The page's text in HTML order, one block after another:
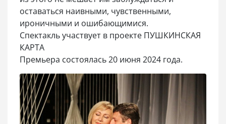
оставаться наивными, чувственными,
ироничными и ошибающимися.
Спектакль участвует в проекте ПУШКИНСКАЯ
КАРТА
Премьера состоялась 20 июня 2024 года.